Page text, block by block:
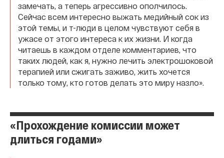
замечать, а теперь агрессивно ополчилось.
Сейчас всем интересно выжать медийный сок из
этой темы, и т-люди в целом чувствуют себя в
ужасе от этого интереса к их жизни. И когда
читаешь в каждом отделе комментариев, что
таких людей, как я, нужно лечить электрошоковой
терапией или сжигать заживо, жить хочется
только тому, кто готов делать это миру назло».
«Прохождение комиссии может
длиться годами»